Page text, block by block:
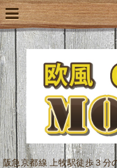
阪急京都線 上牧駅徒歩３分